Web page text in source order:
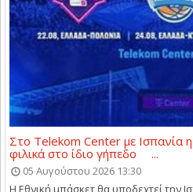
Στο Telekom Center με Ισπανία
φιλικά στο ίδιο γήπεδο ...
05 Αυγούστου 2026 13:30
Η Εθνική μπάσκετ θα υποδεχτεί την